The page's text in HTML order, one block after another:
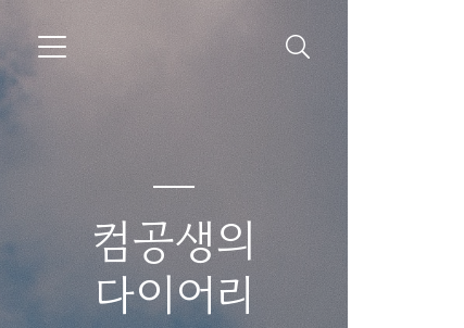
컴공생의
다이어리